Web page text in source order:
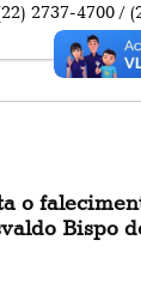
2737-4700 /
o
Bispo